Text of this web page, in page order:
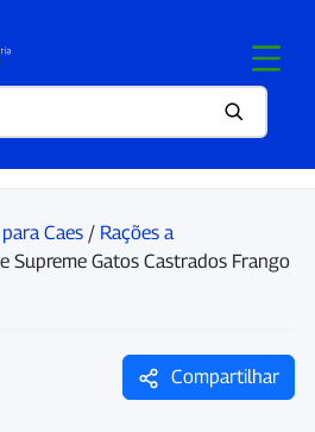
Caes / Rações a
Supreme Gatos Castrados Frango
Compartilhar